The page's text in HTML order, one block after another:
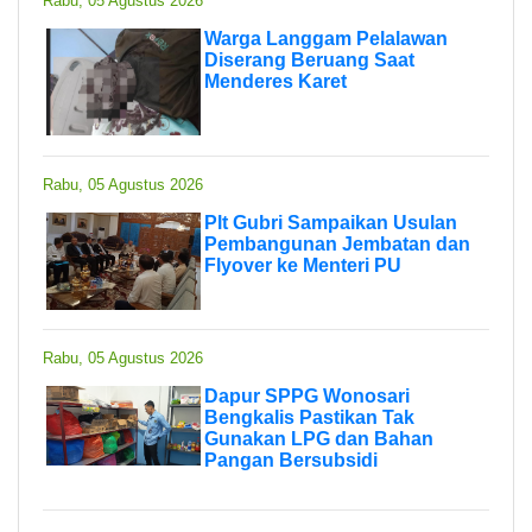
Warga Langgam Pelalawan
Diserang Beruang Saat
Menderes Karet
Rabu, 05 Agustus 2026
Plt Gubri Sampaikan Usulan
Pembangunan Jembatan dan
Flyover ke Menteri PU
Rabu, 05 Agustus 2026
Dapur SPPG Wonosari
Bengkalis Pastikan Tak
Gunakan LPG dan Bahan
Pangan Bersubsidi